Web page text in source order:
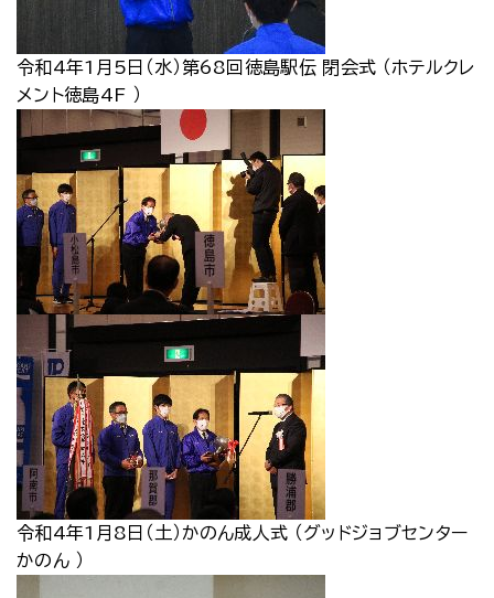
令和4年1月5日（水）第68回徳島駅伝 閉会式 （ホテルクレ
メント徳島4F ）
令和4年1月8日（土）かのん成人式 （グッドジョブセンター
かのん ）